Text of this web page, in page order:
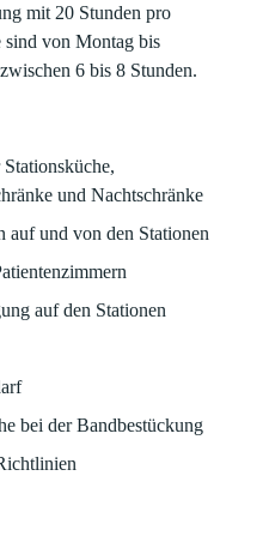
mit 20 Stunden pro
sind von Montag bis
6 bis 8 Stunden.
und Nachtschränke
auf und von den Stationen
auf den Stationen
bei der Bandbestückung